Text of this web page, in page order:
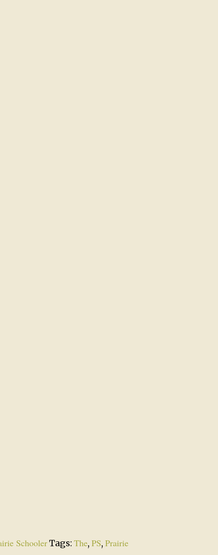
SchoolerTags: The, PS, Prairie